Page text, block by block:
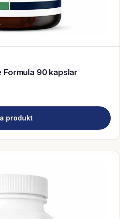
Formula 90 kapslar
produkt